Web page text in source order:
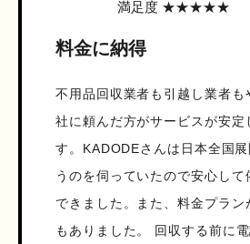
満足度 ★★★★★
料金に納得
不用品回収業者も引越し業者も
社に頼んだ方がサービスが安定
す。KADODEさんは日本全国
うのを伺っていたので安心して
できました。また、料金プラン
もありました。 回収する前に